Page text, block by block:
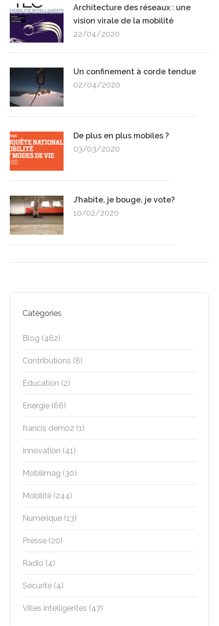
Architecture des réseaux : une
vision virale de la mobilité
22/04/2020
Un confinement à corde tendue
02/04/2020
De plus en plus mobiles ?
03/03/2020
J’habite, je bouge, je vote?
10/02/2020
Catégories
Blog (462)
Contributions (8)
Education (2)
Energie (66)
francis demoz (1)
Innovation (41)
Mobilimag (30)
Mobilité (244)
Numérique (13)
Presse (20)
Radio (4)
Sécurité (4)
Villes intelligentes (47)